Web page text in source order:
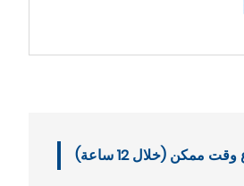
(خلال 12 ساعة)